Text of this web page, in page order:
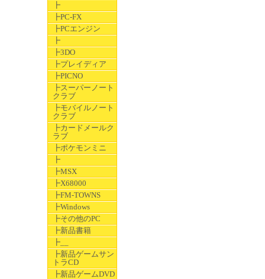
┣
┣PC-FX
┣PCエンジン
┣
┣3DO
┣プレイディア
┣PICNO
┣スーパーノート
クラブ
┣モバイルノート
クラブ
┣カードメールク
ラブ
┣ポケモンミニ
┣
┣MSX
┣X68000
┣FM-TOWNS
┣Windows
┣その他のPC
┣新品書籍
┣__
┣新品ゲームサン
トラCD
┣新品ゲームDVD